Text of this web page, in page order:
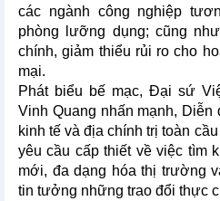
các ngành công nghiệp
phòng lưỡng dụng; cũng
chính, giảm thiểu rủi ro cho
mại.
Phát biểu bế mạc, Đại sứ
Vinh Quang nhấn mạnh, Diễn
kinh tế và địa chính trị toàn
yêu cầu cấp thiết về việc tìm
mới, đa dạng hóa thị trường
tin tưởng những trao đổi thực